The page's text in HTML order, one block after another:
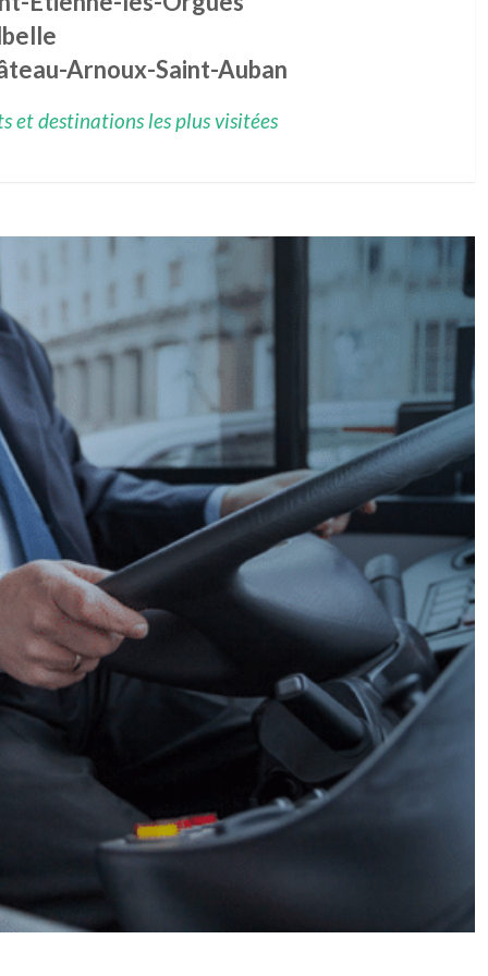
Arnoux-Saint-Auban
et destinations les plus visitées